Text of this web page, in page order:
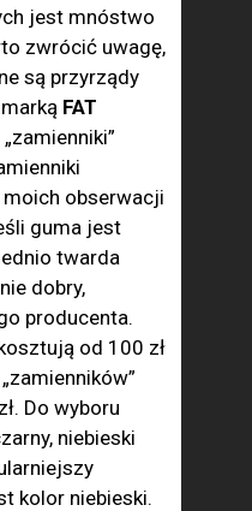
jest mnóstwo
zwrócić uwagę,
są przyrządy
FAT
moich obserwacji
guma jest
twarda
dobry,
producenta.
od 100 zł
Do wyboru
niebieski
kolor niebieski.